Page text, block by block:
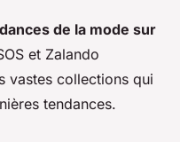
de la mode sur
et Zalando
vastes collections qui
tendances.